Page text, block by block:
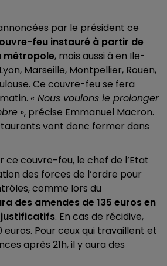
par le président ce
feu instauré à partir de
métropole, mais aussi à en Ile-
Marseille, Montpellier, Rouen,
Ce couvre-feu se fera
« Nous voulons le prolonger
», précise Emmanuel Macron.
vont donc fermer dans
ce couvre-feu, le chef de l’Etat
des forces de l’ordre pour
comme lors du
des amendes de 135 euros en
justificatifs. En cas de récidive,
euros. Pour ceux qui travaillent et
après 21h, il y aura des